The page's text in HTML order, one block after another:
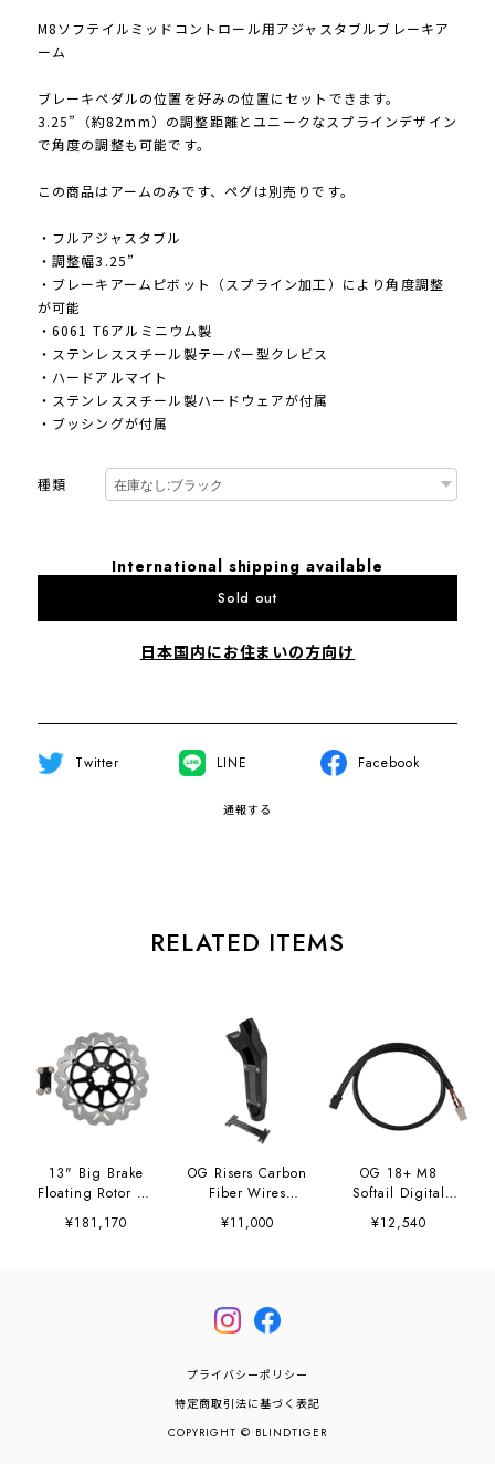
M8ソフテイルミッドコントロール用アジャスタブルブレーキア
ーム
ブレーキペダルの位置を好みの位置にセットできます。
3.25”（約82mm）の調整距離とユニークなスプラインデザイン
で角度の調整も可能です。
この商品はアームのみです、ペグは別売りです。
・フルアジャスタブル
・調整幅3.25”
・ブレーキアームピボット（スプライン加工）により角度調整
が可能
・6061 T6アルミニウム製
・ステンレススチール製テーパー型クレビス
・ハードアルマイト
・ステンレススチール製ハードウェアが付属
・ブッシングが付属
種類
International shipping available
Sold out
日本国内にお住まいの方向け
Twitter LINE Facebook
通報する
RELATED ITEMS
13" Big Brake
Floating Rotor Kit
for 18+ Softails
¥181,170
OG Risers Carbon
Fiber Wires
Bracket
¥11,000
OG 18+ M8
Softail Digital
Gauge Extended
Harness
¥12,540
プライバシーポリシー
特定商取引法に基づく表記
COPYRIGHT © BLINDTIGER